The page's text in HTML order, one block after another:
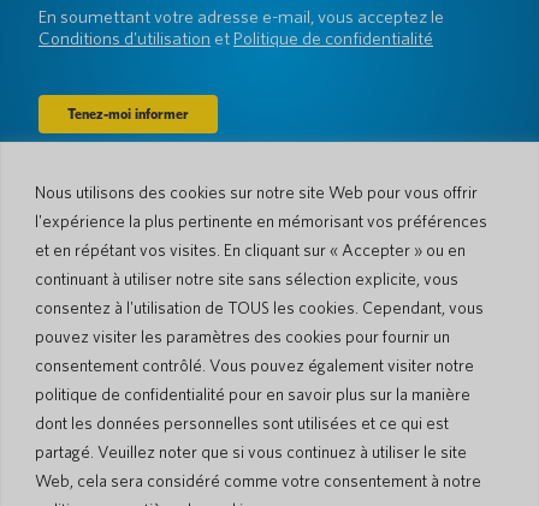
Nous utilisons des cookies sur notre site Web pour vous offrir
l'expérience la plus pertinente en mémorisant vos préférences
et en répétant vos visites. En cliquant sur « Accepter » ou en
continuant à utiliser notre site sans sélection explicite, vous
consentez à l'utilisation de TOUS les cookies. Cependant, vous
pouvez visiter les paramètres des cookies pour fournir un
consentement contrôlé. Vous pouvez également visiter notre
politique de confidentialité pour en savoir plus sur la manière
dont les données personnelles sont utilisées et ce qui est
partagé. Veuillez noter que si vous continuez à utiliser le site
Web, cela sera considéré comme votre consentement à notre
(Obligatoire)
En soumettant votre adresse e-mail, vous acceptez le
Conditions d'utilisation et Politique de confidentialité
Entreprise
À propos de nous
Langues et pays
Actualités
#AllSpokenHere
Soutien
Service client
Politique de retour
Conditions d'expédition
Garantie limitée
Sécurité de Pocketalk
Contactez-nous